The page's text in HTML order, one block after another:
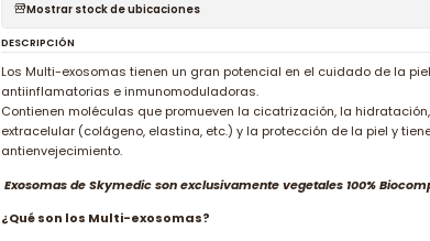
Mostrar stock de ubicaciones
DESCRIPCIÓN
Los Multi-exosomas tienen un gran potencial en el cuidado de la
antiinflamatorias e inmunomoduladoras.
Contienen moléculas que promueven la cicatrización, la
extracelular (colágeno, elastina, etc.) y la protección de la piel y
antienvejecimiento.
Exosomas de Skymedic son exclusivamente vegetales 100%
¿Qué son los Multi-exosomas?